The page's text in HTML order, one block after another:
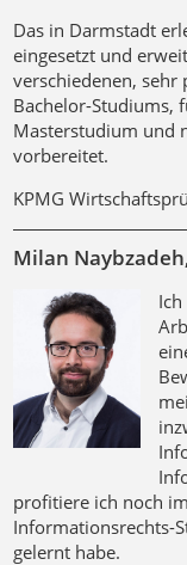
Das in Darmstadt
eingesetzt und
verschiedenen,
Bachelor-Studiums,
Masterstudium und
vorbereitet.
KPMG
Milan
profitiere ich noch
Informationsrechts-
gelernt habe.